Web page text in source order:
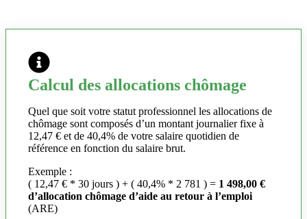
Calcul des allocations chômage
Quel que soit votre statut professionnel les allocations de
chômage sont composés d’un montant journalier fixe à
12,47 € et de 40,4% de votre salaire quotidien de
référence en fonction du salaire brut.
Exemple :
( 12,47 € * 30 jours ) + ( 40,4% * 2 781 ) = 1 498,00 €
d’allocation chômage d’aide au retour à l’emploi
(ARE)